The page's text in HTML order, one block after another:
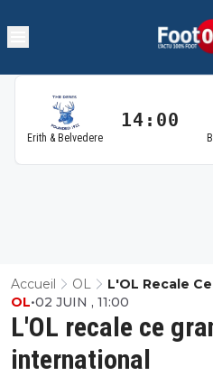
Erith & Belvedere
14:00
Accueil OL L'OL Recale
L'OL recale ce
international
OL•02 JUIN , 11:00